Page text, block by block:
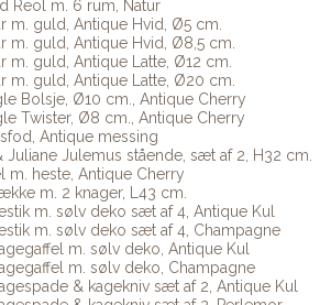
Reol m. 6 rum, Natur
m. guld, Antique Hvid, Ø5 cm.
m. guld, Antique Hvid, Ø8,5 cm.
m. guld, Antique Latte, Ø12 cm.
m. guld, Antique Latte, Ø20 cm.
Bolsje, Ø10 cm., Antique Cherry
Twister, Ø8 cm., Antique Cherry
Antique messing
Juliane Julemus stående, sæt af 2, H32 cm.
m. heste, Antique Cherry
m. 2 knager, L43 cm.
m. sølv deko sæt af 4, Antique Kul
m. sølv deko sæt af 4, Champagne
m. sølv deko, Antique Kul
m. sølv deko, Champagne
& kagekniv sæt af 2, Antique Kul